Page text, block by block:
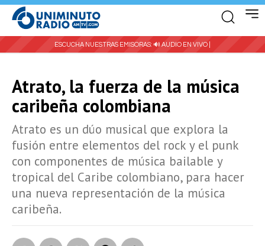
ESCUCHA NUESTRAS EMISORAS: 🔊 AUDIO EN VIVO |
Atrato, la fuerza de la música
caribeña colombiana
Atrato es un dúo musical que explora la
fusión entre elementos del rock y el punk
con componentes de música bailable y
tropical del Caribe colombiano, para hacer
una nueva representación de la música
caribeña.